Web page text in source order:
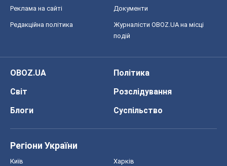
Реклама на сайті Документи
Редакційна політика
Журналісти OBOZ.UA на місці
подій
OBOZ.UA
Політика
Світ
Розслідування
Блоги
Суспільство
Регіони України
Київ Харків